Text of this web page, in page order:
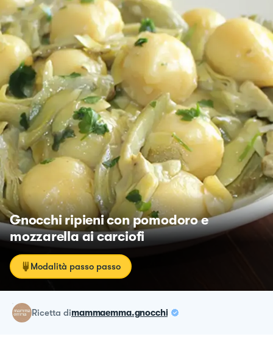
Gnocchi ripieni con pomodoro e
mozzarella ai carciofi
Modalità passo passo
ricetta dimammaemma.gnocchi